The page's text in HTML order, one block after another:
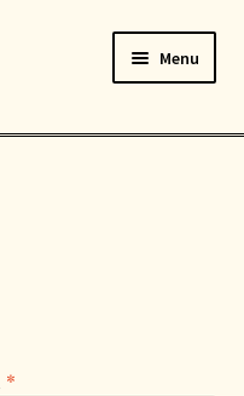
Menu
*Povinné